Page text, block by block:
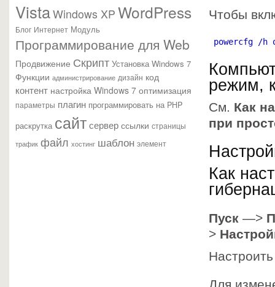
VistaWindows XP WordPress
Блог Интернет Модуль
Программирование для Web
Продвижение Скрипт Установка Windows 7
Функции администрирование дизайн код
контент настройка Windows 7 оптимизация
параметры плагин программировать на PHP
раскрутка сайтсервер ссылки страницы
трафик файл хостинг шаблон элемент
Чтобы
powercfg /h
режим,
См. Как
при
Как
Пуск —>
>